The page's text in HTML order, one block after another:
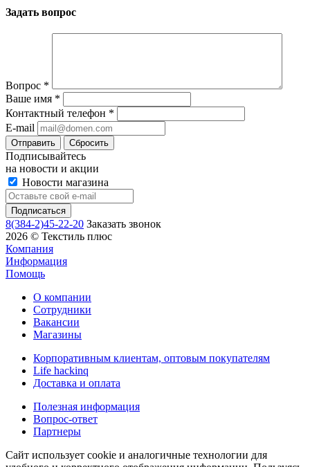
Задать вопрос
Вопрос *
Ваше имя *
Контактный телефон *
E-mail
Сбросить
Подписывайтесь
на новости и акции
Новости магазина
8(384-2)45-22-20 Заказать звонок
2026 © Текстиль плюс
Компания
Информация
Помощь
О компании
Сотрудники
Вакансии
Магазины
Корпоративным клиентам, оптовым покупателям
Life hackinq
Доставка и оплата
Полезная информация
Вопрос-ответ
Партнеры
Сайт использует cookie и аналогичные технологии для